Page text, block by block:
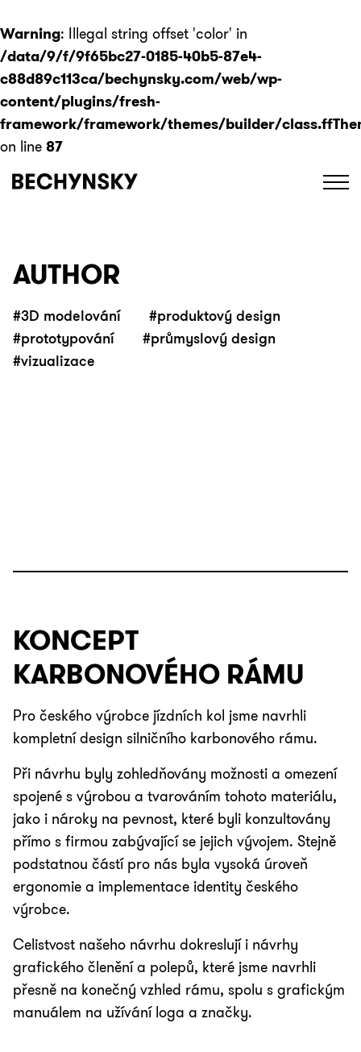
Warning: Illegal string offset 'color' in
/data/9/f/9f65bc27-0185-40b5-87e4-
c88d89c113ca/bechynsky.com/web/wp-
content/plugins/fresh-
framework/framework/themes/builder/
on line87
AUTHOR
#3D modelování
#produktový design
#prototypování
#průmyslový design
#vizualizace
KONCEPT
KARBONOVÉHO RÁMU
Pro českého výrobce jízdních kol jsme navrhli
kompletní design silničního karbonového rámu.
Při návrhu byly zohledňovány možnosti a omezení
spojené s výrobou a tvarováním tohoto materiálu,
jako i nároky na pevnost, které byli konzultovány
přímo s firmou zabývající se jejich vývojem. Stejně
podstatnou částí pro nás byla vysoká úroveň
ergonomie a implementace identity českého
výrobce.
Celistvost našeho návrhu dokreslují i návrhy
grafického členění a polepů, které jsme navrhli
přesně na konečný vzhled rámu, spolu s grafickým
manuálem na užívání loga a značky.